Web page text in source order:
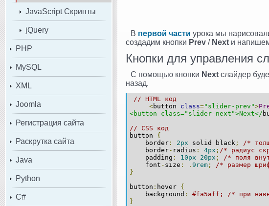
JavaScript Скрипты
jQuery
PHP
MySQL
XML
Joomla
Регистрация сайта
Раскрутка сайта
Java
Python
C#
В первой части урока мы
создадим кнопки Prev / Next и
Кнопки для управления
С помощью кнопки Next слайдер
назад.
// HTML код
<button class="slider-prev">
<button class="slider-next">Next</
// CSS код
button {
border : 2px solid black ;
/*
border- radius : 4px ; /* радиус
padding : 10px 20px ;
/* поля
font - size : . 9rem ;
/* размер
}
button : hover {
background :
#fa5aff; /* при
}